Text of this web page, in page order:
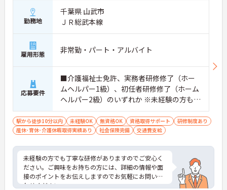
勤務地
千葉県 山武市
ＪＲ総武本線
雇用形態 非常勤・パート・アルバイト
応募要件
■介護福祉士免許、実務者研修修了（ホー
ムヘルパー1級）、初任者研修修了（ホーム
ヘルパー2級）のいずれか ※未経験の方も相
談可 ■普通自動車運転免許（MT）必須
駅から徒歩10分以内 未経験OK 無資格OK 資格取得サポート
研修制度あり
産休･育休･介護休暇取得実績あり
社会保険完備 交通費支給
未経験の方でも丁寧な研修がありますのでご安心く
ださい。ご興味をお持ちの方には、詳細の情報や面
接のポイントをお伝えしますのでお気軽にお問い合
わせください。